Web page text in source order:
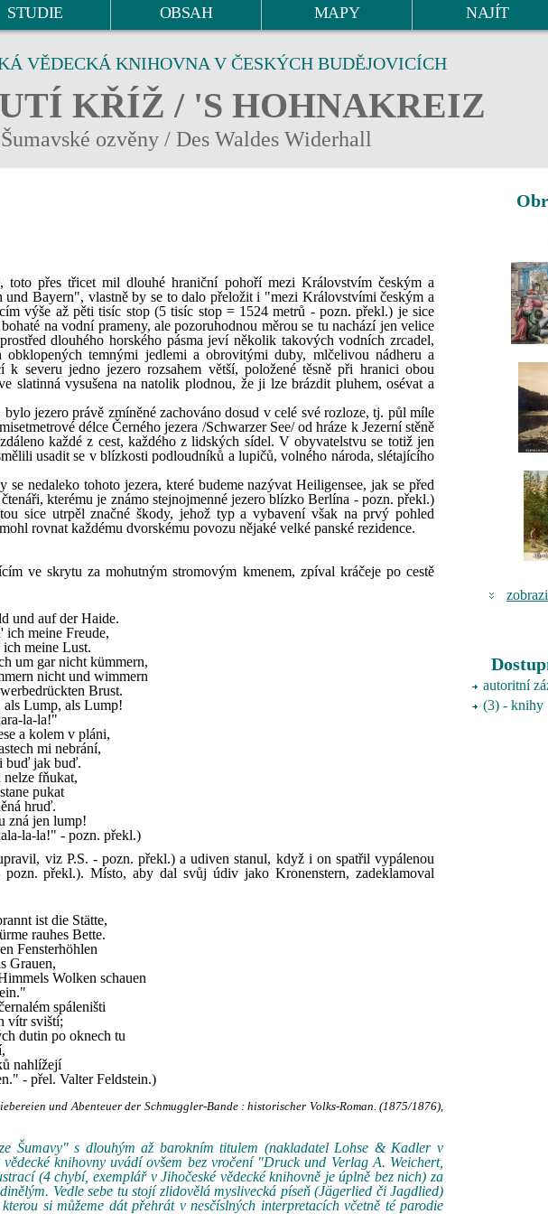
STUDIE OBSAH MAPY NAJÍT
VĚDECKÁ KNIHOVNA V ČESKÝCH BUDĚJOVICÍCH
KŘÍŽ / 'S HOHNAKREIZ
Šumavské ozvěny / Des Waldes Widerhall
přes třicet mil dlouhé hraniční pohoří mezi Královstvím českým a
Bayern", vlastně by se to dalo přeložit i "mezi Královstvími českým a
výše až pěti tisíc stop (5 tisíc stop = 1524 metrů - pozn. překl.) je sice
na vodní prameny, ale pozoruhodnou měrou se tu nachází jen velice
dlouhého horského pásma jeví několik takových vodních zrcadel,
temnými jedlemi a obrovitými duby, mlčelivou nádheru a
severu jedno jezero rozsahem větší, položené těsně při hranici obou
vysušena na natolik plodnou, že ji lze brázdit pluhem, osévat a
jezero právě zmíněné zachováno dosud v celé své rozloze, tj. půl míle
délce Černého jezera /Schwarzer See/ od hráze k Jezerní stěně
každé z cest, každého z lidských sídel. V obyvatelstvu se totiž jen
usadit se v blízkosti podloudníků a lupičů, volného národa, slétajícího
nedaleko tohoto jezera, které budeme nazývat Heiligensee, jak se před
kterému je známo stejnojmenné jezero blízko Berlína - pozn. překl.)
sice utrpěl značné škody, jehož typ a vybavení však na prvý pohled
rovnat každému dvorskému povozu nějaké velké panské rezidence.
ve skrytu za mohutným stromovým kmenem, zpíval kráčeje po cestě
und auf der Haide.
ich meine Freude,
meine Lust.
um gar nicht kümmern,
nicht und wimmern
Brust.
Lump, als Lump!
la-la!"
a kolem v pláni,
mi nebrání,
buď jak buď.
nelze fňukat,
pukat
hruď.
zná jen lump!
la-la!" - pozn. překl.)
viz P.S. - pozn. překl.) a udiven stanul, když i on spatřil vypálenou
překl.). Místo, aby dal svůj údiv jako Kronenstern, zadeklamoval
ist die Stätte,
rauhes Bette.
Fensterhöhlen
Grauen,
Wolken schauen
spáleništi
vítr sviští;
dutin po oknech tu
nahlížejí
- přel. Valter Feldstein.)
und Abenteuer der Schmuggler-Bande : historischer Volks-Roman. (1875/1876),
Šumavy" s dlouhým až barokním titulem (nakladatel Lohse & Kadler v
knihovny uvádí ovšem bez vročení "Druck und Verlag A. Weichert,
(4 chybí, exemplář v Jihočeské vědecké knihovně je úplně bez nich) za
Vedle sebe tu stojí zlidovělá myslivecká píseň (Jägerlied či Jagdlied)
si můžeme dát přehrát v nesčíslných interpretacích včetně té parodie
autoritní
(3) - knihy